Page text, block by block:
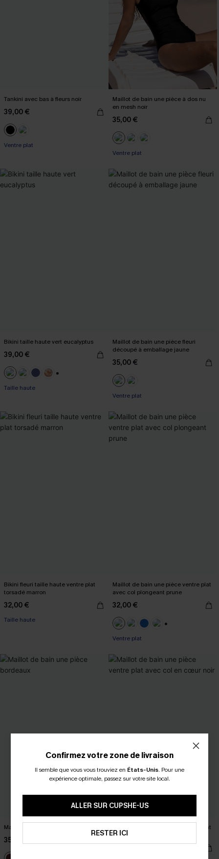
Tankini avec bas à fleurs noir
39,00 €
Ventre plat
Maillot de bain une pièce à dos nu
en mesh noir
35,00 €
Ventre plat
Bikini taille haute vert eucalyptus
39,00 €
Taille haute
Maillot de bain une pièce fleuri
découpé à emballage jaune
35,00 €
Ventre plat
Bikini fleuri taille haute ventre plat
torsadé marron
32,00 €
Taille haute
Maillot de bain une pièce ventre plat
avec col plongeant prune
32,00 €
Ventre plat
Maillot de bain une pièce bordeaux
35,00 €
Maillot de bain une pièce ventre plat
avec col en cœur noir
Confirmez votre zone de livraison
Il semble que vous vous trouviez en États-Unis. Pour une
expérience optimale, passez sur votre site local.
ALLER SUR CUPSHE-US
RESTER ICI